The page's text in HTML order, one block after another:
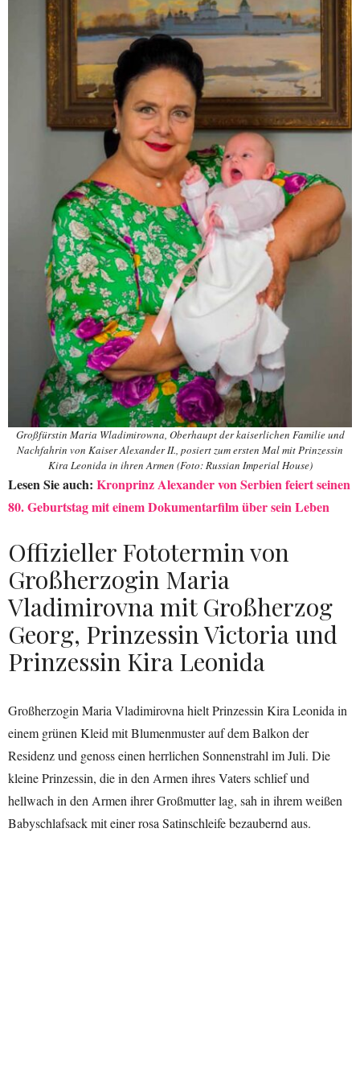
Großfürstin Maria Wladimirowna, Oberhaupt der kaiserlichen Familie und
Nachfahrin von Kaiser Alexander II., posiert zum ersten Mal mit Prinzessin
Kira Leonida in ihren Armen (Foto: Russian Imperial House)
Lesen Sie auch: Kronprinz Alexander von Serbien feiert seinen
80. Geburtstag mit einem Dokumentarfilm über sein Leben
Offizieller Fototermin von
Großherzogin Maria
Vladimirovna mit Großherzog
Georg, Prinzessin Victoria und
Prinzessin Kira Leonida
Großherzogin Maria Vladimirovna hielt Prinzessin Kira Leonida in
einem grünen Kleid mit Blumenmuster auf dem Balkon der
Residenz und genoss einen herrlichen Sonnenstrahl im Juli. Die
kleine Prinzessin, die in den Armen ihres Vaters schlief und
hellwach in den Armen ihrer Großmutter lag, sah in ihrem weißen
Babyschlafsack mit einer rosa Satinschleife bezaubernd aus.